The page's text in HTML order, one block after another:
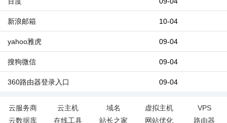
10-04
新浪邮箱
09-04
yahoo雅虎
09-04
搜狗微信
09-04
360路由器登录入口
云服务商 云主机 域名 虚拟主机
VPS
云数据库
在线工具 站长之家 网站优化 路由器